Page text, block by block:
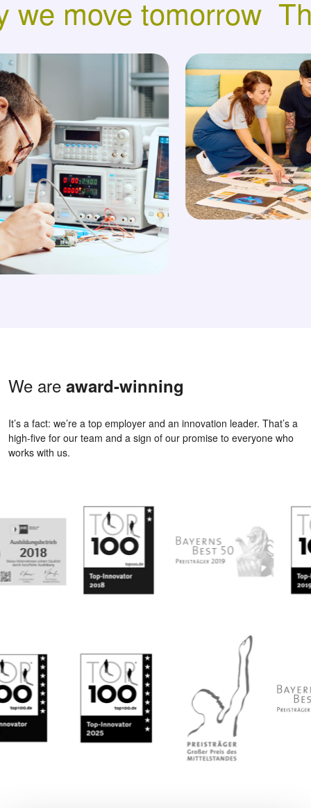
we move tomorrow
We are award-winning
It’s a fact: we’re a top employer and an innovation leader. That’s a
high-five for our team and a sign of our promise to everyone who
works with us.